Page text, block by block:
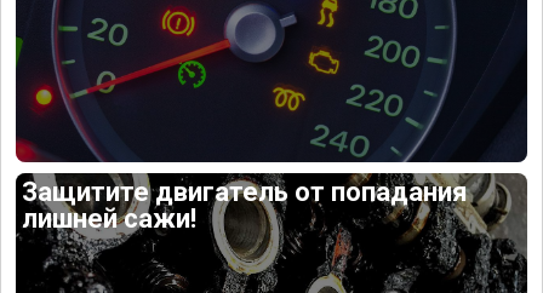
Защитите двигатель от попадания
лишней сажи!